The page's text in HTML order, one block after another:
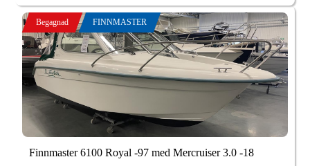
Begagnad FINNMASTER
Finnmaster 6100 Royal -97 med Mercruiser 3.0 -18